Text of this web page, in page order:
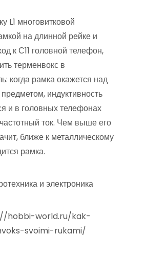
L1 многовитковой
на длинной рейке и
к С11 головной телефон,
терменвокс в
когда рамка окажется над
индуктивность
и в головных телефонах
ток. Чем выше его
ближе к металлическому
рамка.
и электроника
hobbi-world.ru/kak-
svoimi-rukami/